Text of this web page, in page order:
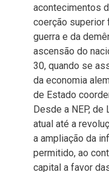
acontecimentos
coerção superior
guerra e da
ascensão do
30, quando se
da economia
de Estado
Desde a NEP, de
atual até a
a ampliação da
permitido, ao
capital a favor